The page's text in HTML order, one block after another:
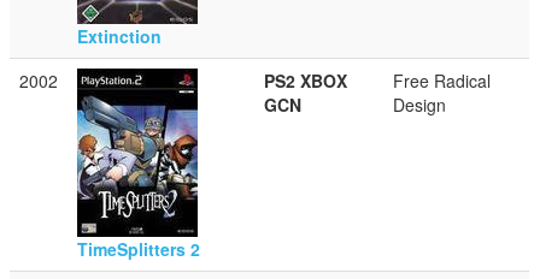
Extinction
2002
TimeSplitters 2
PS2 XBOX
GCN
Free Radical
Design